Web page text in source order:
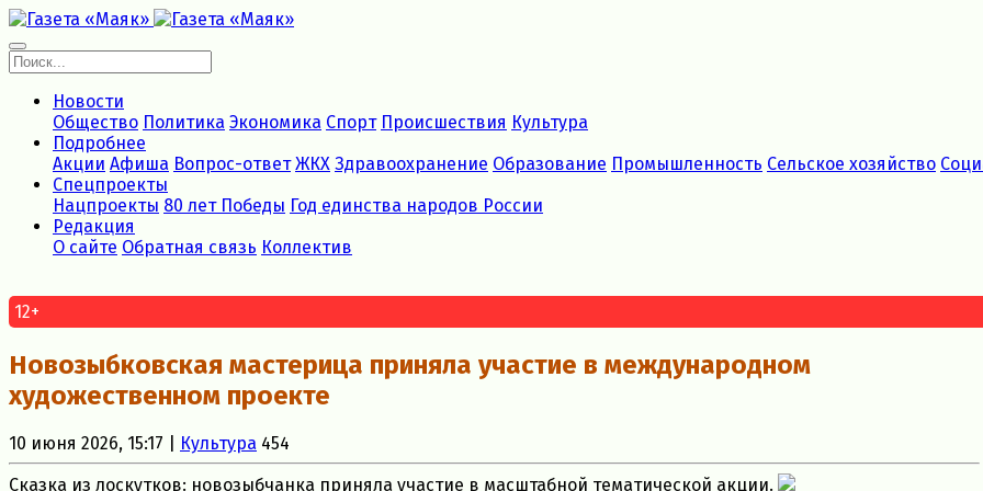
Новости
Общество Политика Экономика Спорт Происшествия Культура
Подробнее
Акции Афиша Вопрос-ответ ЖКХ Здравоохранение Образование Промышленность Сельское хозяйство
Спецпроекты
Нацпроекты 80 лет Победы Год единства народов России
Редакция
О сайте Обратная связь Коллектив
12+
Новозыбковская мастерица приняла участие в международном
художественном проекте
10 июня 2026, 15:17 | Культура 454
Сказка из лоскутков: новозыбчанка приняла участие в масштабной тематической акции.